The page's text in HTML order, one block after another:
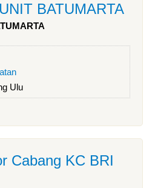
BATUMARTA
Ulu
Cabang KC BRI